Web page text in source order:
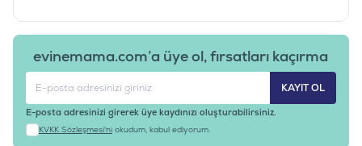
evinemama.com’a üye ol, fırsatları kaçırma
KAYIT OL
E-posta adresinizi girerek üye kaydınızı oluşturabilirsiniz.
KVKK Sözleşmesi'ni okudum, kabul ediyorum.